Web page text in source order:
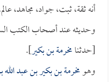
أنه ثقة، ثبت، جواد، مجاهد،
وحديثه عند أصحاب الكتب
[حدثنامخرمة بن بكير].
وهومخرمة بن بكير بن عبد